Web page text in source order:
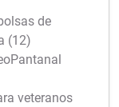
de
(12)
veteranos